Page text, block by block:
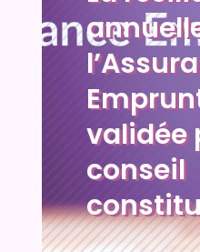
validée
conseil